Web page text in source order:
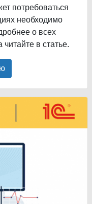
потребоваться
необходимо
о всех
в статье.